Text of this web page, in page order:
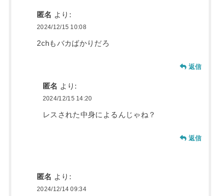
匿名 より:
2024/12/15 10:08
2chもバカばかりだろ
返信
匿名 より:
2024/12/15 14:20
レスされた中身によるんじゃね？
返信
匿名 より:
2024/12/14 09:34